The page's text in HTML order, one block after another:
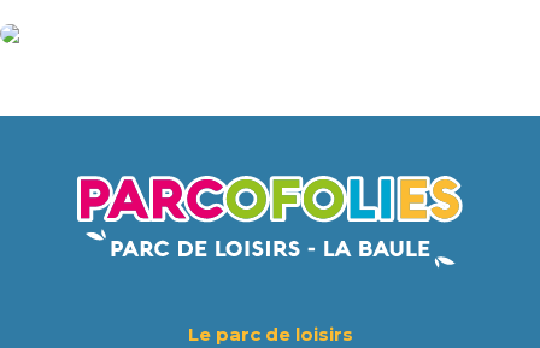
Espace
Le parc de loisirs